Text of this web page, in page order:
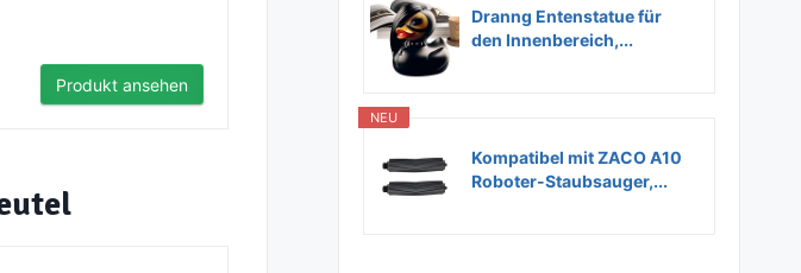
Produkt ansehen
Dranng Entenstatue für
den Innenbereich,...
NEU
Kompatibel mit ZACO A10
Roboter-Staubsauger,...